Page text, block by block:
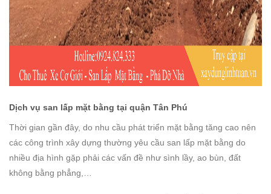
Dịch vụ san lấp mặt bằng tại quận Tân Phú
Thời gian gần đây, do nhu cầu phát triển mặt bằng tăng cao nên
các công trình xây dựng thường yêu cầu san lấp mặt bằng do
nhiều địa hình gặp phải các vấn đề như sình lầy, ao bùn, đất
không bằng phẳng,…